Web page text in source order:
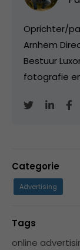
Oprichter/
Arnhem
Bestuur
fotografie
Categorie
Advertising
Tags
online